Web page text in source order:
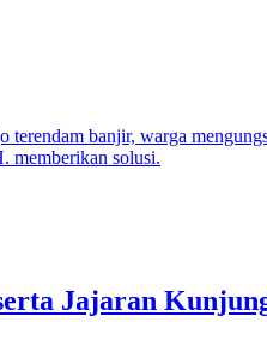
terendam banjir, warga
memberikan solusi.
Jajaran